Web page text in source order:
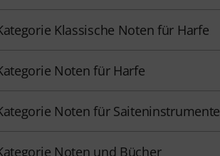
Klassische Noten für Harfe
Noten für Harfe
Noten für Saiteninstrumente
Noten und Bücher